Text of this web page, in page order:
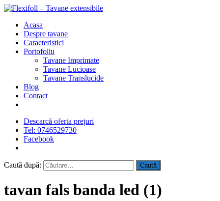
Acasa
Despre tavane
Caracteristici
Portofoliu
Tavane Imprimate
Tavane Lucioase
Tavane Translucide
Blog
Contact
Descarcă oferta prețuri
Tel: 0746529730
Facebook
Caută după:
tavan fals banda led (1)